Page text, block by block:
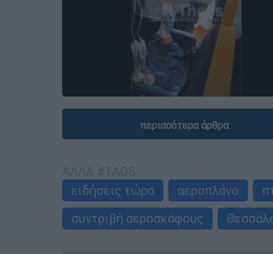
περισσότερα άρθρα
ειδήσεις τώρα
αεροπλάνο
συντριβή αεροσκάφους